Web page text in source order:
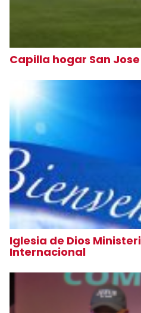
Capilla hogar San
Iglesia de Dios
Internacional